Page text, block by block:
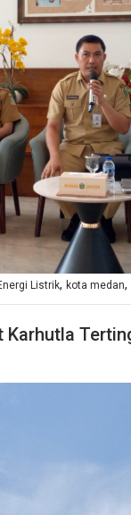
Listrik, kota medan,
Karhutla